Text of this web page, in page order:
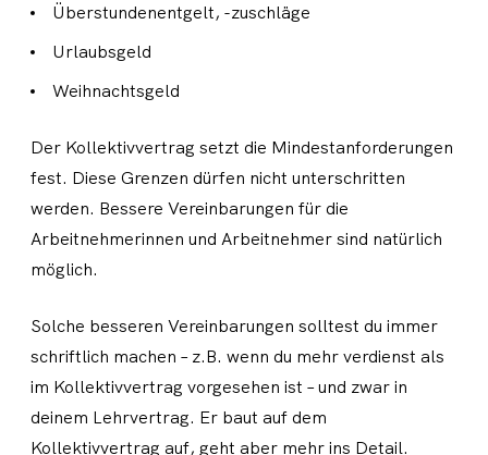
Überstundenentgelt, -zuschläge
Urlaubsgeld
Weihnachtsgeld
Der Kollektivvertrag setzt die Mindestanforderungen
fest. Diese Grenzen dürfen nicht unterschritten
werden. Bessere Vereinbarungen für die
Arbeitnehmerinnen und Arbeitnehmer sind natürlich
möglich.
Solche besseren Vereinbarungen solltest du immer
schriftlich machen – z.B. wenn du mehr verdienst als
im Kollektivvertrag vorgesehen ist – und zwar in
deinem Lehrvertrag. Er baut auf dem
Kollektivvertrag auf, geht aber mehr ins Detail.